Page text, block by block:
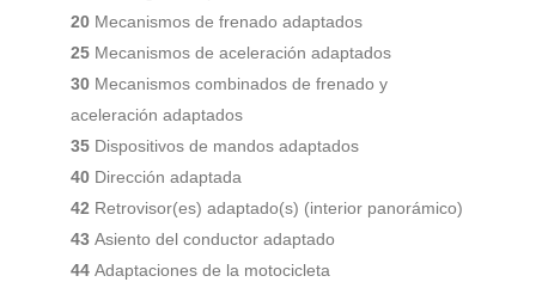
20 Mecanismos de frenado adaptados
25 Mecanismos de aceleración adaptados
30 Mecanismos combinados de frenado y
aceleración adaptados
35 Dispositivos de mandos adaptados
40 Dirección adaptada
42 Retrovisor(es) adaptado(s) (interior panorámico)
43 Asiento del conductor adaptado
44 Adaptaciones de la motocicleta